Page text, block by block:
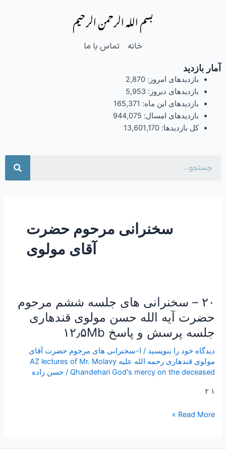
بسم الله الرحمن الرحیم
خانه تماس با ما
آمار بازدید
بازدیدهای امروز: 2,870
بازدیدهای دیروز: 5,953
بازدیدهای این ماه: 165,371
بازدیدهای امسال: 944,075
کل بازدیدها: 13,601,170
سخنرانی مرحوم حضرت
آقای مولوی
۲۰ – سخنرانی های جلسه ششم مرحوم
حضرت آیه الله حسن مولوی قندهاری
جلسه پرسش و پاسخ ۱۲٫۵Mb
دیدگاه‌ خود را بنویسید / ا-سخنرانی های مرحوم حضرت آقای
مولوی قندهاری رحمه الله علیه AZ lectures of Mr. Molavy
Qhandehari God's mercy on the deceased
/حسن زاده
۱ ۲
۲۰
سخنرانی
های
جلسه
ششم
مرحوم
Read More »